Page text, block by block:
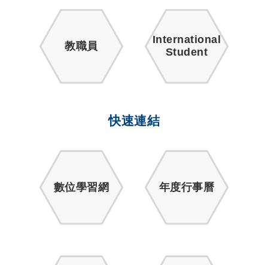
教職員
International
Student
快速連結
數位學習網 年度行事曆